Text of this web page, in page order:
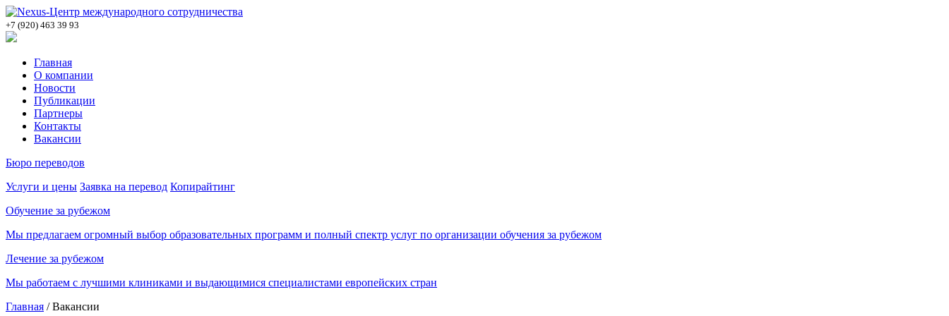
+7 (920) 463 39 93
Главная
О компании
Новости
Публикации
Партнеры
Контакты
Вакансии
Бюро переводов
Услуги и цены Заявка на перевод Копирайтинг
Обучение за рубежом
Мы предлагаем огромный выбор образовательных программ и полный спектр услуг по организации обучения за рубежом
Лечение за рубежом
Мы работаем с лучшими клиниками и выдающимися специалистами европейских стран
Главная /Вакансии